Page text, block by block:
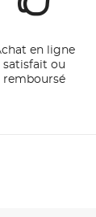
en ligne
satisfait ou
remboursé